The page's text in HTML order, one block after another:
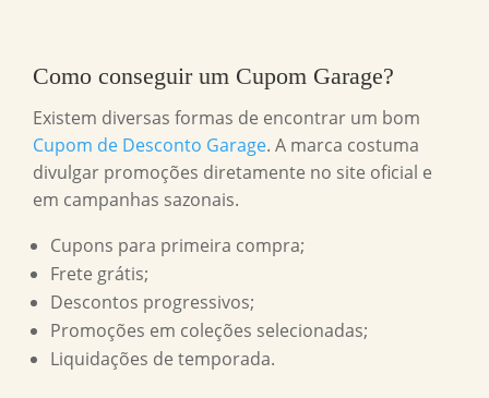
Como conseguir um Cupom Garage?
Existem diversas formas de encontrar um bom
Cupom de Desconto Garage. A marca costuma
divulgar promoções diretamente no site oficial e
em campanhas sazonais.
Cupons para primeira compra;
Frete grátis;
Descontos progressivos;
Promoções em coleções selecionadas;
Liquidações de temporada.